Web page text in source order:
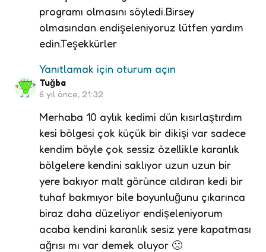
programı olmasını söyledi.Birsey
olmasından endişeleniyoruz lütfen yardım
edin.Teşekkürler
Yanıtlamak için oturum açın
Tuğba
6 yıl önce, 21:32
Merhaba 10 aylık kedimi dün kısırlaştırdım
kesi bölgesi çok küçük bir dikişi var sadece
kendim böyle çok sessiz özellikle karanlık
bölgelere kendini saklıyor uzun uzun bir
yere bakıyor malt görünce cıldıran kedi bir
tuhaf bakmıyor bile boyunluğunu çıkarınca
biraz daha düzeliyor endişeleniyorum
acaba kendini karanlık sesiz yere kapatması
ağrısı mı var demek oluyor 🙁